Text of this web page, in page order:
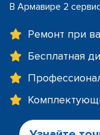
В Армавире 2
Ремонт при
Бесплатная